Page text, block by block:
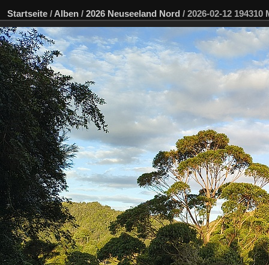
Startseite / Alben / 2026 Neuseeland Nord / 2026-02-12 194310